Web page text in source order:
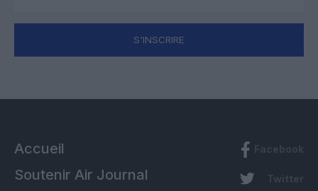
S'INSCRIRE
Accueil
Soutenir Air Journal